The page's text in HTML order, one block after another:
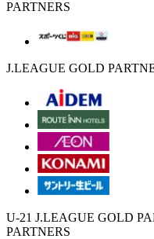
PARTNERS
J.LEAGUE GOLD
U-21 J.LEAGUE GOLD
PARTNERS